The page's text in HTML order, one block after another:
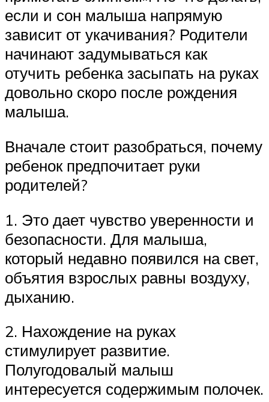
если и сон малыша напрямую
зависит от укачивания? Родители
начинают задумываться как
отучить ребенка засыпать на руках
довольно скоро после рождения
малыша.
Вначале стоит разобраться, почему
ребенок предпочитает руки
родителей?
1. Это дает чувство уверенности и
безопасности. Для малыша,
который недавно появился на свет,
объятия взрослых равны воздуху,
дыханию.
2. Нахождение на руках
стимулирует развитие.
Полугодовалый малыш
интересуется содержимым полочек.